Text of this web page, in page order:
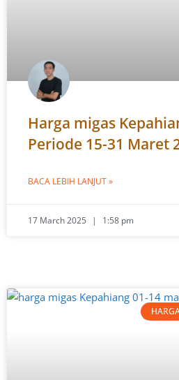
Harga migas
Periode 15-31 Maret
BACA LEBIH LANJUT »
17 March 2025 1:58 pm